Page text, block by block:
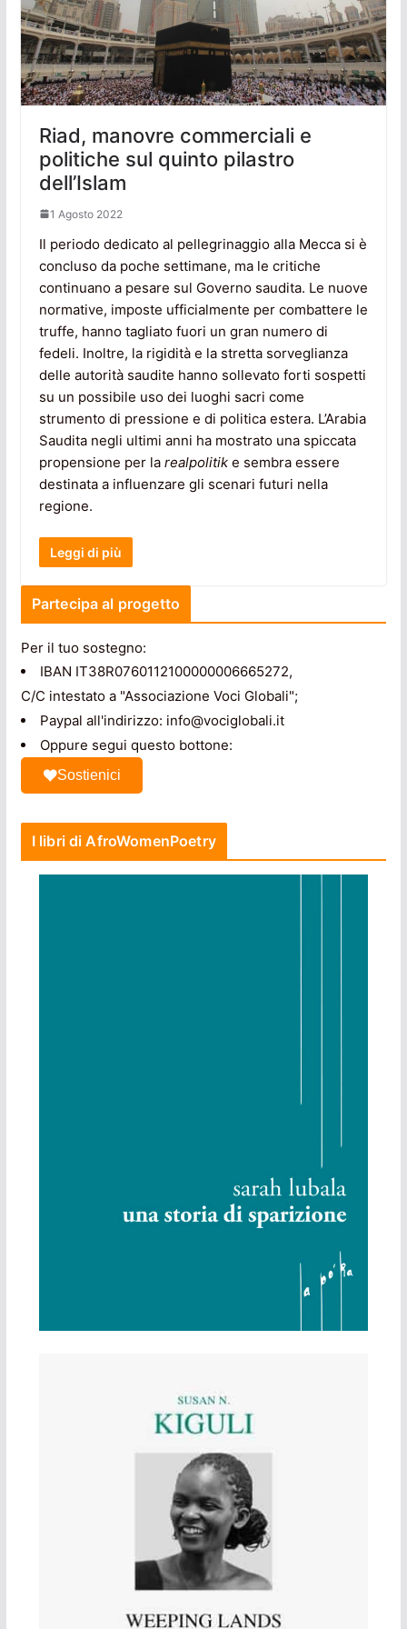
Riad, manovre commerciali e
politiche sul quinto pilastro
dell’Islam
1 Agosto 2022
Il periodo dedicato al pellegrinaggio alla Mecca si è
concluso da poche settimane, ma le critiche
continuano a pesare sul Governo saudita. Le nuove
normative, imposte ufficialmente per combattere le
truffe, hanno tagliato fuori un gran numero di
fedeli. Inoltre, la rigidità e la stretta sorveglianza
delle autorità saudite hanno sollevato forti sospetti
su un possibile uso dei luoghi sacri come
strumento di pressione e di politica estera. L’Arabia
Saudita negli ultimi anni ha mostrato una spiccata
propensione per la realpolitike sembra essere
destinata a influenzare gli scenari futuri nella
regione.
Leggi di più
Partecipa al progetto
Per il tuo sostegno:
IBAN IT38R0760112100000006665272,
C/C intestato a "Associazione Voci Globali";
Paypal all'indirizzo: info@vociglobali.it
Oppure segui questo bottone:
Sostienici
I libri di AfroWomenPoetry